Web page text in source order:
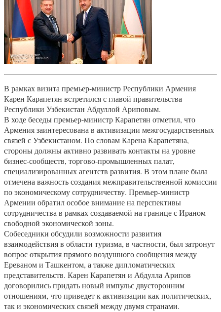
В рамках визита премьер-министр Республики Армения
Карен Карапетян встретился с главой правительства
Республики Узбекистан Абдуллой Ариповым.
В ходе беседы премьер-министр Карапетян отметил, что
Армения заинтересована в активизации межгосударственных
связей с Узбекистаном. По словам Карена Карапетяна,
стороны должны активно развивать контакты на уровне
бизнес-сообществ, торгово-промышленных палат,
специализированных агентств развития. В этом плане была
отмечена важность создания межправительственной комиссии
по экономическому сотрудничеству. Премьер-министр
Армении обратил особое внимание на перспективы
сотрудничества в рамках создаваемой на границе с Ираном
свободной экономической зоны.
Собеседники обсудили возможности развития
взаимодействия в области туризма, в частности, был затронут
вопрос открытия прямого воздушного сообщения между
Ереваном и Ташкентом, а также дипломатических
представительств. Карен Карапетян и Абдулла Арипов
договорились придать новый импульс двусторонним
отношениям, что приведет к активизации как политических,
так и экономических связей между двумя странами.